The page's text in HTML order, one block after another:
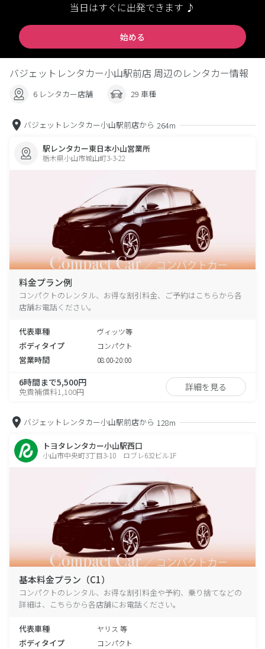
当日はすぐに出発できます ♪
始める
バジェットレンタカー小山駅前店 周辺のレンタカー情報
6 レンタカー店舗 29 車種
バジェットレンタカー小山駅前店から 264m
駅レンタカー東日本小山営業所
栃木県小山市城山町3-3-22
料金プラン例
コンパクトのレンタル、お得な割引料金、ご予約はこちらから各
店舗お電話ください。
代表車種 ヴィッツ等
ボディタイプ コンパクト
営業時間 08:00-20:00
6時間まで5,500円
免責補償料1,100円 詳細を見る
バジェットレンタカー小山駅前店から 128m
トヨタレンタカー小山駅西口
小山市中央町3丁目3-10 ロブレ632ビル1F
基本料金プラン（C1）
コンパクトのレンタル、お得な割引料金や予約、乗り捨てなどの
詳細は、こちらから各店舗にお電話ください。
代表車種 ヤリス 等
ボディタイプ コンパクト